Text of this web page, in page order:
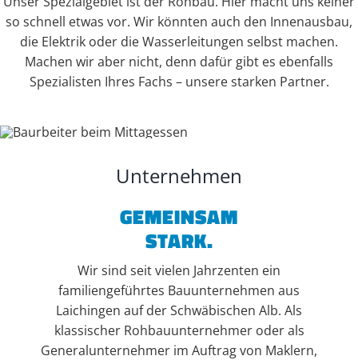
so schnell etwas vor. Wir könnten auch den Innenausbau,
die Elektrik oder die Wasserleitungen selbst machen.
Machen wir aber nicht, denn dafür gibt es ebenfalls
Spezialisten Ihres Fachs – unsere starken Partner.
Unternehmen
GEMEINSAM
STARK.
Wir sind seit vielen Jahrzenten ein
familiengeführtes Bauunternehmen aus
Laichingen auf der Schwäbischen Alb. Als
klassischer Rohbauunternehmer oder als
Generalunternehmer im Auftrag von Maklern,